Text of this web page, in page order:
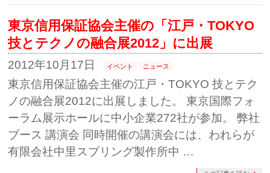
東京信用保証協会主催の「江戸・TOKYO
技とテクノの融合展2012」に出展
2012年10月17日 イベント ニュース
東京信用保証協会主催の江戸・TOKYO 技とテク
ノの融合展2012に出展しました。 東京国際フォ
ーラム展示ホールに中小企業272社が参加。 弊社
ブース 講演会 同時開催の講演会には、われらが
有限会社中里スプリング製作所中 …